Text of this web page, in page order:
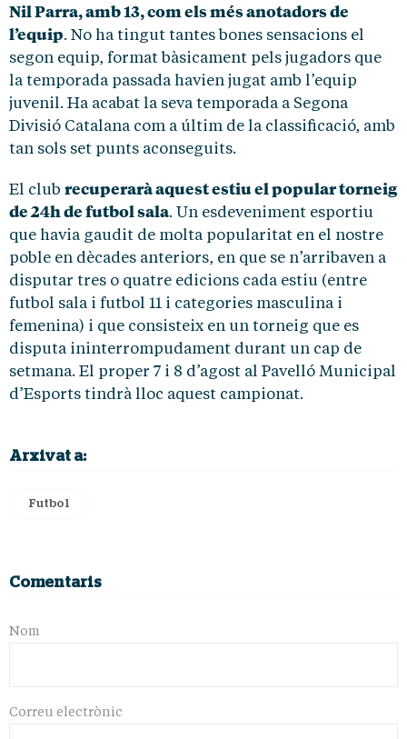
Nil Parra, amb 13, com els més anotadors de
l’equip. No ha tingut tantes bones sensacions el
segon equip, format bàsicament pels jugadors que
la temporada passada havien jugat amb l’equip
juvenil. Ha acabat la seva temporada a Segona
Divisió Catalana com a últim de la classificació, amb
tan sols set punts aconseguits.
El club recuperarà aquest estiu el popular torneig
de 24h de futbol sala. Un esdeveniment esportiu
que havia gaudit de molta popularitat en el nostre
poble en dècades anteriors, en que se n’arribaven a
disputar tres o quatre edicions cada estiu (entre
futbol sala i futbol 11 i categories masculina i
femenina) i que consisteix en un torneig que es
disputa ininterrompudament durant un cap de
setmana. El proper 7 i 8 d’agost al Pavelló Municipal
d’Esports tindrà lloc aquest campionat.
Arxivat a:
Futbol
Comentaris
Nom
Correu electrònic